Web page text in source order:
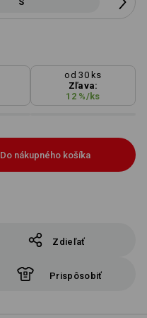
od 30 ks
Zľava:
12 %/ ks
Do nákupného košíka
Zdieľať
Prispôsobiť